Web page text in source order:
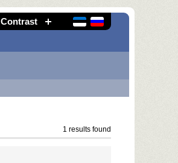
Contrast
1 results found